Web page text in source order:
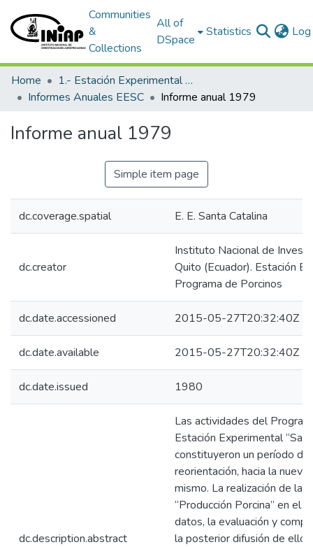
Communities
&
Collections
All of
DSpace
Statistics
Home
1.- Estación Experimental Santa Catalina
Informes Anuales EESC
Informe anual 1979
Informe anual 1979
Simple item page
dc.coverage.spatial E. E. Santa Catalina
dc.creator
Instituto Nacional de
Quito (Ecuador). Estación
Programa de Porcinos
dc.date.accessioned 2015-05-27T20:32:40Z
dc.date.available 2015-05-27T20:32:40Z
dc.date.issued 1980
dc.description.abstract
Las actividades del
Estación Experimental
constituyeron un período
reorientación, hacia la
mismo. La realización de la
“Producción Porcina” en el
datos, la evaluación y
la posterior difusión de